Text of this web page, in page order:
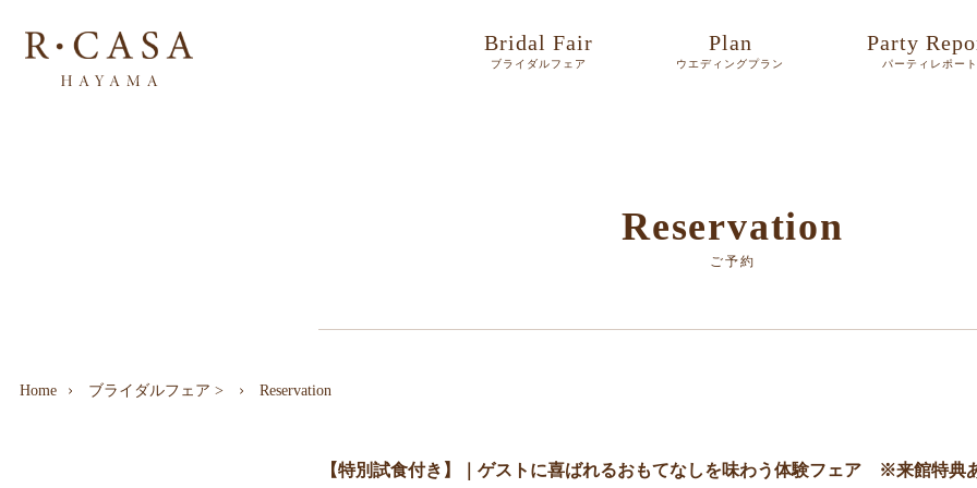
Bridal Fair
ブライダルフェア
Plan
ウエディングプラン
Party
パーティレポート
Reservation
ご予約
Home ブライダルフェア > Reservation